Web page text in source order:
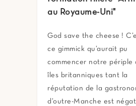
au Royaume-Uni"
God save the cheese !
ce gimmick qu’aurait pu
commencer notre périple
îles britanniques tant la
réputation de la
d’outre-Manche est